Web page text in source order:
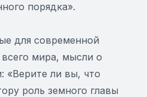
порядка».
для современной
мира, мысли о
«Верите ли вы, что
роль земного главы